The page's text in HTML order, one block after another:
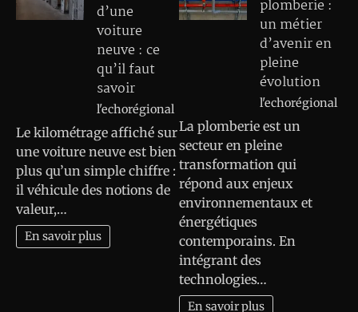
d’une
voiture
neuve : ce
qu’il faut
savoir
l'echorégional
Le kilométrage affiché sur
une voiture neuve est bien
plus qu’un simple chiffre :
il véhicule des notions de
valeur,…
En savoir plus
plomberie :
un métier
d’avenir en
pleine
évolution
l'echorégional
La plomberie est un
secteur en pleine
transformation qui
répond aux enjeux
environnementaux et
énergétiques
contemporains. En
intégrant des
technologies…
En savoir plus